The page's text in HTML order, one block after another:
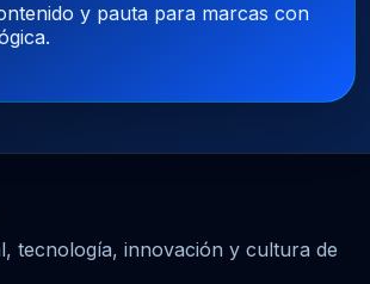
y pauta para marcas con
tecnología, innovación y cultura de